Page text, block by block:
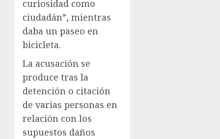
curiosidad como
ciudadán”, mientras
daba un paseo en
bicicleta.
La acusación se
produce tras la
detención o citación
de varias personas en
relación con los
supuestos daños